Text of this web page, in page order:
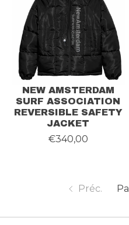
NEW AMSTERDAM
SURF ASSOCIATION
REVERSIBLE SAFETY
JACKET
€340,00
Préc.